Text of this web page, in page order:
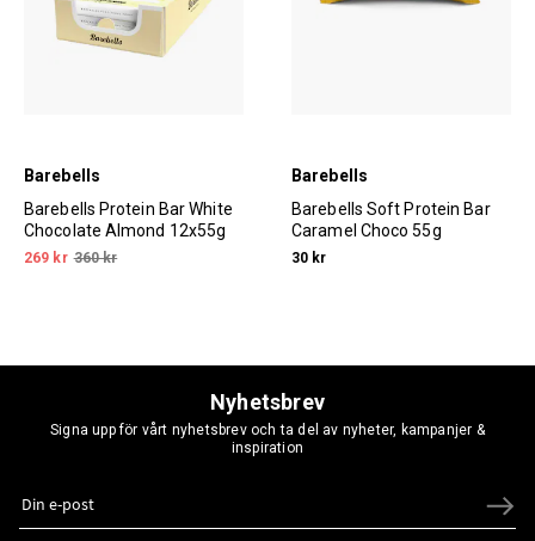
Barebells
Barebells Protein Bar White
Chocolate Almond 12x55g
269 kr 360 kr
Barebells
Barebells Soft Protein Bar
Caramel Choco 55g
30 kr
Nyhetsbrev
Signa upp för vårt nyhetsbrev och ta del av nyheter, kampanjer &
inspiration